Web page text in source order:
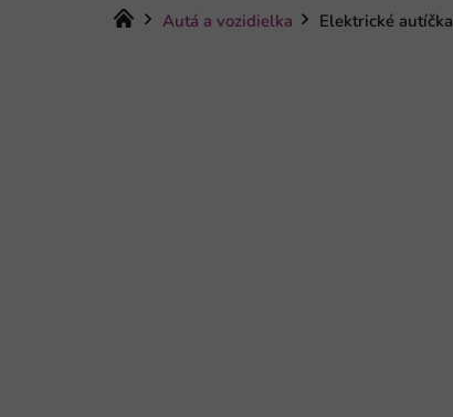
Domov
Autá a vozidielka Elektrické autíčka